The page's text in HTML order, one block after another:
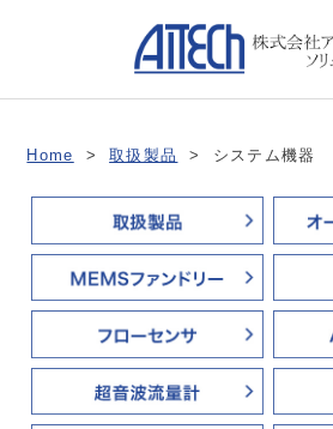
Home > 取扱製品 > システム機器